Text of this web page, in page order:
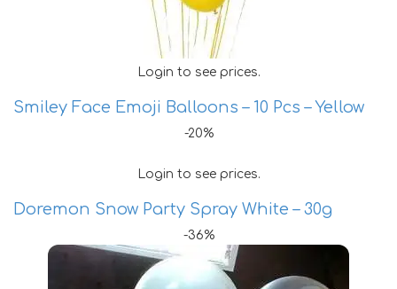
Login to see prices.
Smiley Face Emoji Balloons – 10 Pcs – Yellow
-20%
Login to see prices.
Doremon Snow Party Spray White – 30g
-36%